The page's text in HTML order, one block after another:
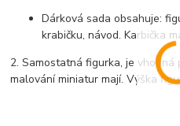
Dárková sada obsahuje:
krabičku, návod. Karbička
2. Samostatná figurka, je
malování miniatur mají. Výška